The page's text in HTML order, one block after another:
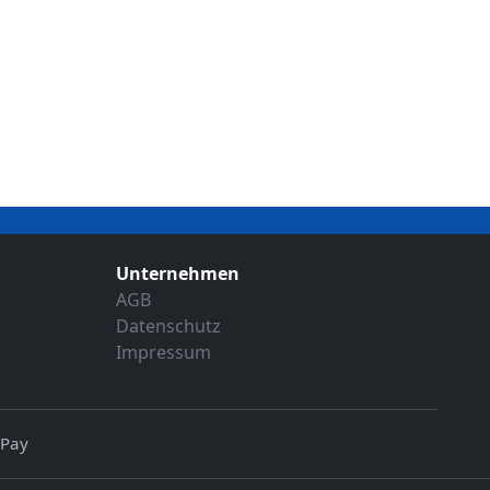
Unternehmen
AGB
Datenschutz
Impressum